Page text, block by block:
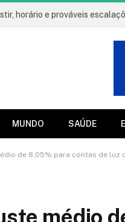
MUNDO SAÚDE
de 8,05% para contas de luz
médio